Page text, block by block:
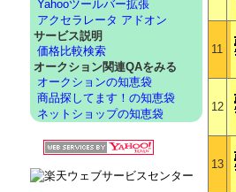
11
12
13
Yahooツールバー拡張
アクセラレータ アドオン
サービス説明
価格比較検索
オークション関連QAをみる
オークションの知恵袋
商品探してます！の知恵袋
ネットショップの知恵袋